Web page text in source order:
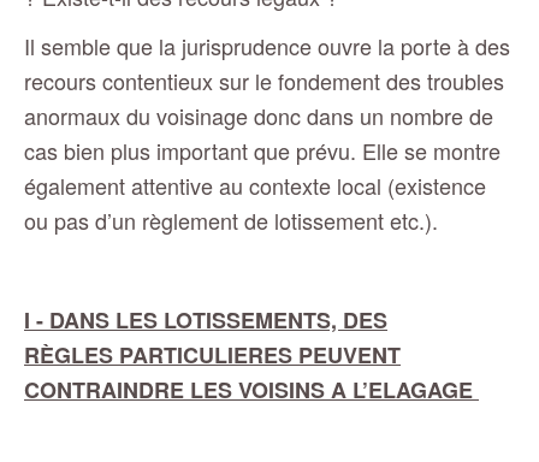
Il semble que la jurisprudence ouvre la porte à des
recours contentieux sur le fondement des troubles
anormaux du voisinage donc dans un nombre de
cas bien plus important que prévu. Elle se montre
également attentive au contexte local (existence
ou pas d’un règlement de lotissement etc.).
I - DANS LES LOTISSEMENTS, DES
RÈGLES PARTICULIERES PEUVENT
CONTRAINDRE LES VOISINS A L’ELAGAGE